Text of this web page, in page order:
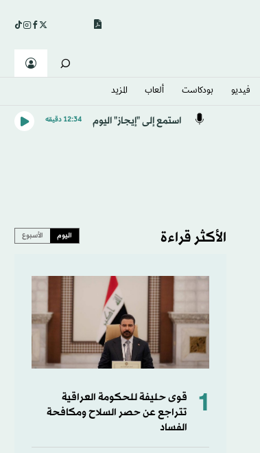
فيديو بودكاست ألعاب المزيد
استمع إلى "إيجاز" اليوم 12:34 دقيقه
الأكثر قراءة اليوم الأسبوع
1
قوى حليفة للحكومة العراقية
تتراجع عن حصر السلاح ومكافحة
الفساد